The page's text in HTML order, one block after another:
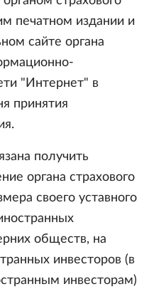
печатном издании и
сайте органа
"Интернет" в
принятия
получить
органа страхового
своего уставного
обществ, на
инвесторов (в
инвесторам)